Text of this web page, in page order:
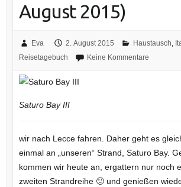
August 2015)
Eva 2. August 2015 Haustausch,
Reisetagebuch
Keine Kommentare
Saturo Bay III
wir nach Lecce fahren. Daher geht es
einmal an „unseren“ Strand, Saturo Bay.
kommen wir heute an, ergattern nur noch
zweiten Strandreihe 🙂 und genießen